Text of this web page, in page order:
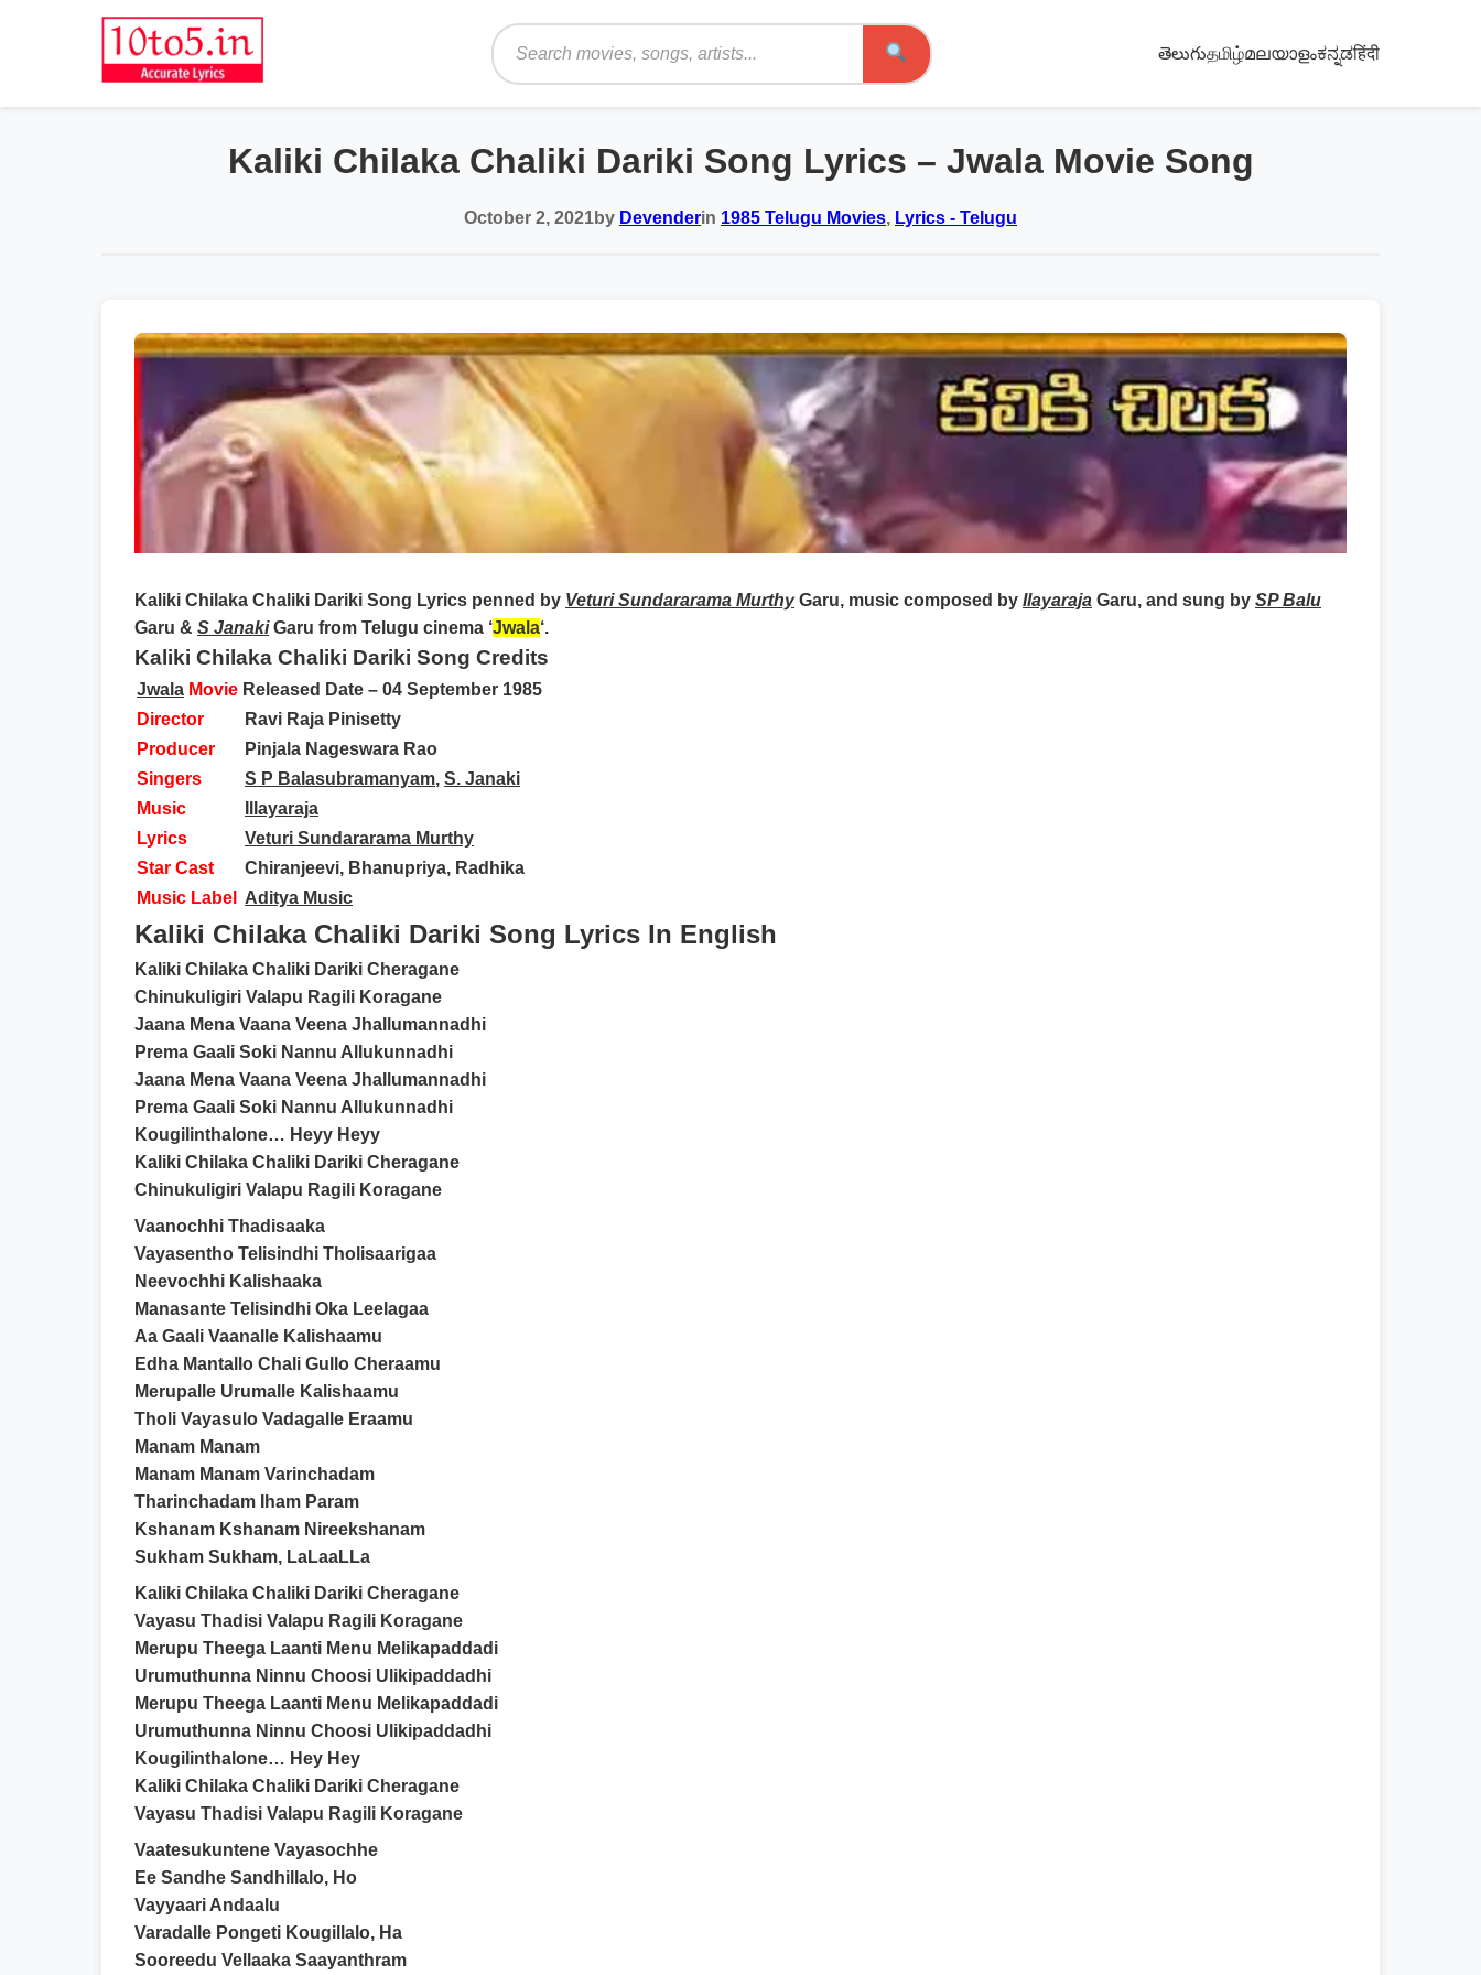
Search
తెలుగుதமிழ்മലയാളംಕನ್ನಡहिंदी
Kaliki Chilaka Chaliki Dariki Song Lyrics – Jwala Movie Song
October 2, 2021by Devenderin 1985 Telugu Movies, Lyrics - Telugu
Kaliki Chilaka Chaliki Dariki Song Lyrics penned by Veturi Sundararama MurthyGaru, music composed by Ilayaraja Garu, and sung by SP Balu
Garu & S JanakiGaru from Telugu cinema ‘Jwala‘.
Kaliki Chilaka Chaliki Dariki Song Credits
Jwala Movie Released Date – 04 September 1985
Director
Ravi Raja Pinisetty
Producer
Pinjala Nageswara Rao
Singers
S P Balasubramanyam, S. Janaki
Music
Illayaraja
Lyrics
Veturi Sundararama Murthy
Star Cast
Chiranjeevi, Bhanupriya, Radhika
Music Label
Aditya Music
Kaliki Chilaka Chaliki Dariki Song Lyrics In English
Kaliki Chilaka Chaliki Dariki Cheragane
Chinukuligiri Valapu Ragili Koragane
Jaana Mena Vaana Veena Jhallumannadhi
Prema Gaali Soki Nannu Allukunnadhi
Jaana Mena Vaana Veena Jhallumannadhi
Prema Gaali Soki Nannu Allukunnadhi
Kougilinthalone… Heyy Heyy
Kaliki Chilaka Chaliki Dariki Cheragane
Chinukuligiri Valapu Ragili Koragane
Vaanochhi Thadisaaka
Vayasentho Telisindhi Tholisaarigaa
Neevochhi Kalishaaka
Manasante Telisindhi Oka Leelagaa
Aa Gaali Vaanalle Kalishaamu
Edha Mantallo Chali Gullo Cheraamu
Merupalle Urumalle Kalishaamu
Tholi Vayasulo Vadagalle Eraamu
Manam Manam
Manam Manam Varinchadam
Tharinchadam Iham Param
Kshanam Kshanam Nireekshanam
Sukham Sukham, LaLaaLLa
Kaliki Chilaka Chaliki Dariki Cheragane
Vayasu Thadisi Valapu Ragili Koragane
Merupu Theega Laanti Menu Melikapaddadi
Urumuthunna Ninnu Choosi Ulikipaddadhi
Merupu Theega Laanti Menu Melikapaddadi
Urumuthunna Ninnu Choosi Ulikipaddadhi
Kougilinthalone… Hey Hey
Kaliki Chilaka Chaliki Dariki Cheragane
Vayasu Thadisi Valapu Ragili Koragane
Vaatesukuntene Vayasochhe
Ee Sandhe Sandhillalo, Ho
Vayyaari Andaalu
Varadalle Pongeti Kougillalo, Ha
Sooreedu Vellaaka Saayanthram